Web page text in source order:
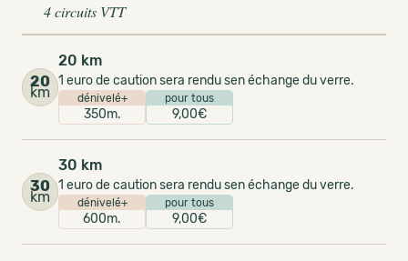
4 circuits VTT
20
km
20 km
1 euro de caution sera rendu sen échange du verre.
dénivelé+
350m.
pour tous
9,00€
30
km
30 km
1 euro de caution sera rendu sen échange du verre.
dénivelé+
600m.
pour tous
9,00€